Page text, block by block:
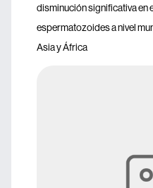
disminución significativa en
espermatozoides a nivel
Asia y África